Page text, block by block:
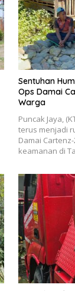
Sentuhan
Ops Damai
Warga
Puncak Jaya,
terus menjadi
Damai
keamanan di